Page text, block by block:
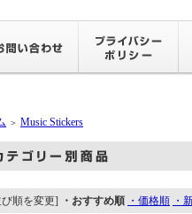
＞ Music Stickers
び順を変更] ・おすすめ順 ・価格順 ・